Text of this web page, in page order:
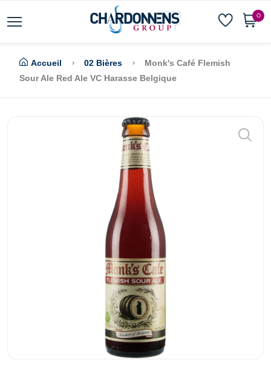
0
Accueil 02 Bières
Monk's Café Flemish
Sour Ale Red Ale VC Harasse Belgique